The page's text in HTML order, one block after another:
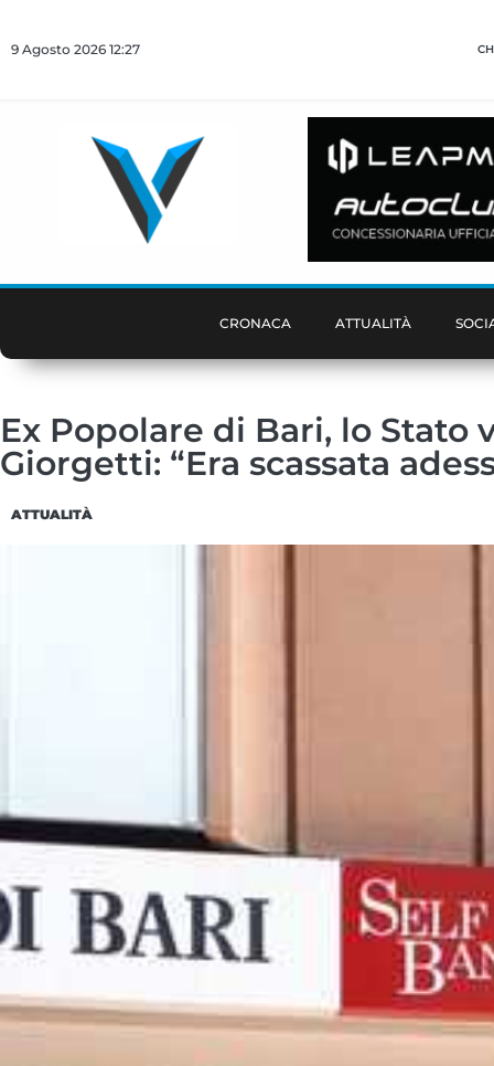
9 Agosto 2026 12:27
CRONACA ATTUALITÀ
Ex Popolare di Bari, lo Stato
Giorgetti: “Era scassata
ATTUALITÀ